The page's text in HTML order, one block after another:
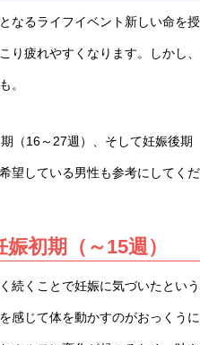
なるライフイベント新しい命を
り疲れやすくなります。しかし
。
（16～27週）、そして妊娠後期
望している男性も参考にしてくだ
初期（～15週）
続くことで妊娠に気づいたとい
感じて体を動かすのがおっくう